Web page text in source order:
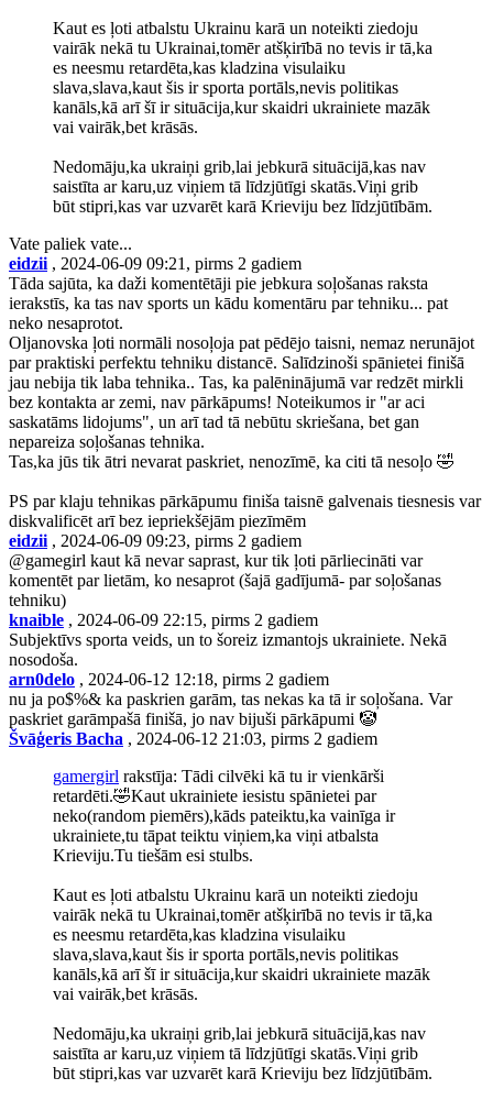
Kaut es ļoti atbalstu Ukrainu karā un noteikti ziedoju
vairāk nekā tu Ukrainai,tomēr atšķirībā no tevis ir tā,ka
es neesmu retardēta,kas kladzina visulaiku
slava,slava,kaut šis ir sporta portāls,nevis politikas
kanāls,kā arī šī ir situācija,kur skaidri ukrainiete mazāk
vai vairāk,bet krāsās.
Nedomāju,ka ukraiņi grib,lai jebkurā situācijā,kas nav
saistīta ar karu,uz viņiem tā līdzjūtīgi skatās.Viņi grib
būt stipri,kas var uzvarēt karā Krieviju bez līdzjūtībām.
Vate paliek vate...
eidzii , 2024-06-09 09:21, pirms 2 gadiem
Tāda sajūta, ka daži komentētāji pie jebkura soļošanas raksta
ierakstīs, ka tas nav sports un kādu komentāru par tehniku... pat
neko nesaprotot.
Oljanovska ļoti normāli nosoļoja pat pēdējo taisni, nemaz nerunājot
par praktiski perfektu tehniku distancē. Salīdzinoši spānietei finišā
jau nebija tik laba tehnika.. Tas, ka palēninājumā var redzēt mirkli
bez kontakta ar zemi, nav pārkāpums! Noteikumos ir "ar aci
saskatāms lidojums", un arī tad tā nebūtu skriešana, bet gan
nepareiza soļošanas tehnika.
Tas,ka jūs tik ātri nevarat paskriet, nenozīmē, ka citi tā nesoļo 🤣
PS par klaju tehnikas pārkāpumu finiša taisnē galvenais tiesnesis var
diskvalificēt arī bez iepriekšējām piezīmēm
eidzii , 2024-06-09 09:23, pirms 2 gadiem
@gamegirl kaut kā nevar saprast, kur tik ļoti pārliecināti var
komentēt par lietām, ko nesaprot (šajā gadījumā- par soļošanas
tehniku)
knaible , 2024-06-09 22:15, pirms 2 gadiem
Subjektīvs sporta veids, un to šoreiz izmantojs ukrainiete. Nekā
nosodoša.
arn0delo , 2024-06-12 12:18, pirms 2 gadiem
nu ja po$%& ka paskrien garām, tas nekas ka tā ir soļošana. Var
paskriet garāmpašā finišā, jo nav bijuši pārkāpumi 🤡
Švāģeris Bacha , 2024-06-12 21:03, pirms 2 gadiem
gamergirl rakstīja: Tādi cilvēki kā tu ir vienkārši
retardēti.🤣Kaut ukrainiete iesistu spānietei par
neko(random piemērs),kāds pateiktu,ka vainīga ir
ukrainiete,tu tāpat teiktu viņiem,ka viņi atbalsta
Krieviju.Tu tiešām esi stulbs.
Kaut es ļoti atbalstu Ukrainu karā un noteikti ziedoju
vairāk nekā tu Ukrainai,tomēr atšķirībā no tevis ir tā,ka
es neesmu retardēta,kas kladzina visulaiku
slava,slava,kaut šis ir sporta portāls,nevis politikas
kanāls,kā arī šī ir situācija,kur skaidri ukrainiete mazāk
vai vairāk,bet krāsās.
Nedomāju,ka ukraiņi grib,lai jebkurā situācijā,kas nav
saistīta ar karu,uz viņiem tā līdzjūtīgi skatās.Viņi grib
būt stipri,kas var uzvarēt karā Krieviju bez līdzjūtībām.